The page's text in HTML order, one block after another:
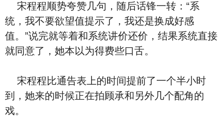
宋程程顺势夸赞几句，随后话锋一转：“系
统，我不要欲望值提示了，我还是换成好感
值。”说完就等着和系统讲价还价，结果系统直接
就同意了，她本以为得费些口舌。
宋程程比通告表上的时间提前了一个半小时
到，她来的时候正在拍顾承和另外几个配角的
戏。